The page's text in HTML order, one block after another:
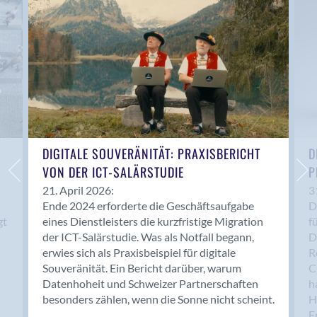
Anwil
Appenzell
Au SG
Baar
Baden
Balsthal
Balzers
Basel
Bassersdorf
Belp
Bendern
Benken (SG)
Bergdietikon
Berlin
Bern
Bern - Liebefeld
DIGITALE SOUVERÄNITÄT: PRAXISBERICHT
VON DER ICT-SALÄRSTUDIE
21. April 2026:
Ende 2024 erforderte die Geschäftsaufgabe
eines Dienstleisters die kurzfristige Migration
der ICT-Salärstudie. Was als Notfall begann,
erwies sich als Praxisbeispiel für digitale
Souveränität. Ein Bericht darüber, warum
Datenhoheit und Schweizer Partnerschaften
besonders zählen, wenn die Sonne nicht scheint.